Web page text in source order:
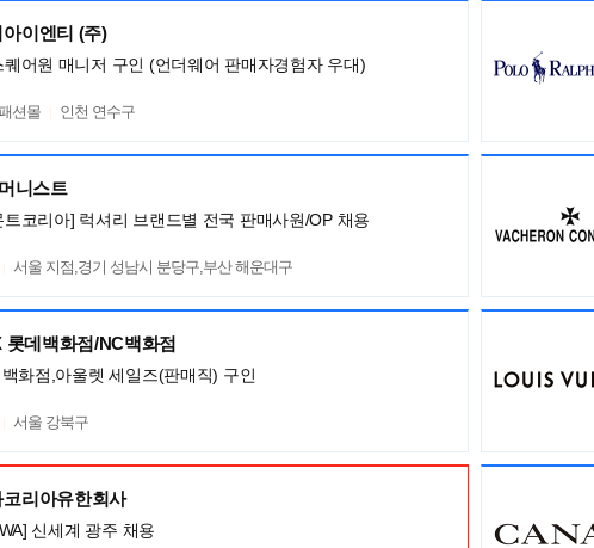
아이엔티 (주)
퀘어원 매니저 구인 (언더웨어 판매자경험자 우대)
션몰 인천 연수구
니스트
트코리아] 럭셔리 브랜드별 전국 판매사원/OP 채용
서울 지점,경기 성남시 분당구,부산 해운대구
롯데백화점/NC백화점
화점,아울렛 세일즈(판매직) 구인
서울 강북구
코리아유한회사
신세계 광주 채용